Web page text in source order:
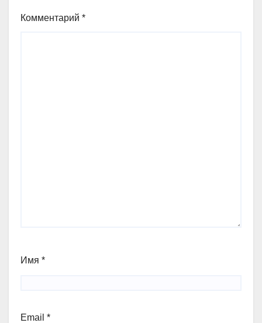
Комментарий *
Имя *
Email *